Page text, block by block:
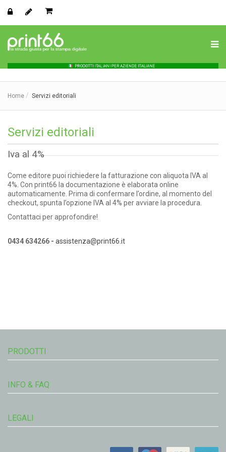
Home Servizi editoriali
Servizi editoriali
Iva al 4%
Come editore puoi richiedere la fatturazione con aliquota IVA al
4%. Con print66 la documentazione è elaborata online
automaticamente. Prima di confermare l’ordine, al momento del
checkout, spunta l’opzione IVA al 4% per avviare la procedura.
Contattaci per approfondire!
0434 634266 - assistenza@print66.it
PRODOTTI
INFO & FAQ
LEGALI